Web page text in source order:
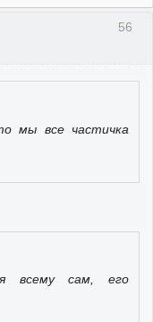
56
мы все частичка
всему сам, его